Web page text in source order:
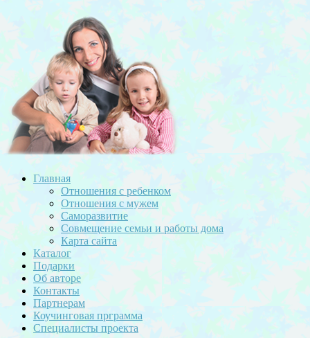
Главная
Отношения с ребенком
Отношения с мужем
Саморазвитие
Совмещение семьи и работы дома
Карта сайта
Каталог
Подарки
Об авторе
Контакты
Партнерам
Коучинговая прграмма
Специалисты проекта